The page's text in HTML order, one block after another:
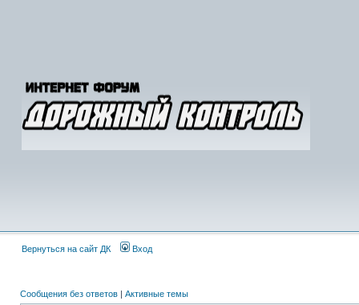
Вернуться на сайт ДК Вход
Сообщения без ответов | Активные темы